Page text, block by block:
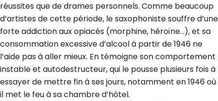
réussites que de drames personnels. Comme beaucoup
d’artistes de cette période, le saxophoniste souffre d’une
forte addiction aux opiacés (morphine, héroïne…), et sa
consommation excessive d’alcool à partir de 1946 ne
l’aide pas à aller mieux. En témoigne son comportement
instable et autodestructeur, qui le pousse plusieurs fois à
essayer de mettre fin à ses jours, notamment en 1946 où
il met le feu à sa chambre d’hôtel.